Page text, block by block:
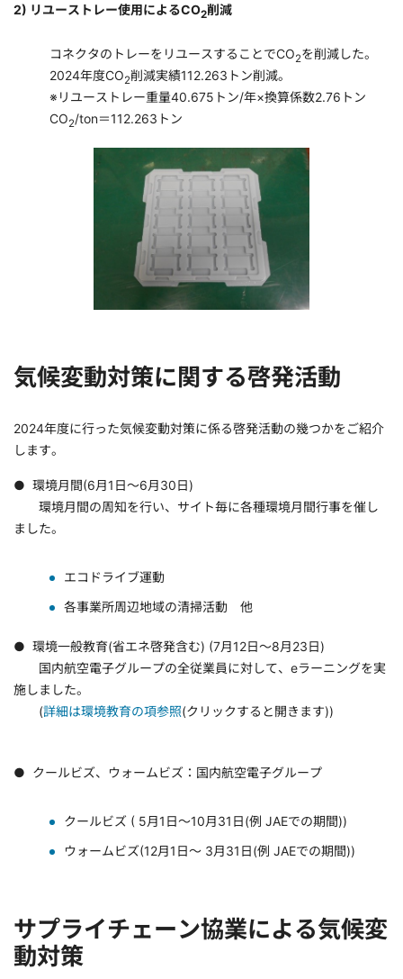
2) リユーストレー使用によるCO2削減
コネクタのトレーをリユースすることでCO2を削減した。
2024年度CO2削減実績112.263トン削減。
※リユーストレー重量40.675トン/年×換算係数2.76トン
CO2/ton＝112.263トン
気候変動対策に関する啓発活動
2024年度に行った気候変動対策に係る啓発活動の幾つかをご紹介
します。
● 環境月間(6月1日～6月30日)
環境月間の周知を行い、サイト毎に各種環境月間行事を催し
ました。
エコドライブ運動
各事業所周辺地域の清掃活動 他
● 環境一般教育(省エネ啓発含む) (7月12日～8月23日)
国内航空電子グループの全従業員に対して、eラーニングを実
施しました。
(詳細は環境教育の項参照(クリックすると開きます))
● クールビズ、ウォームビズ：国内航空電子グループ
クールビズ ( 5月1日～10月31日(例 JAEでの期間))
ウォームビズ(12月1日～ 3月31日(例 JAEでの期間))
サプライチェーン協業による気候変
動対策